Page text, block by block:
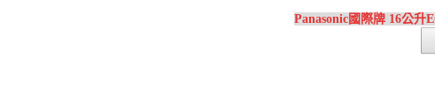
Panasonic國際牌 16公升